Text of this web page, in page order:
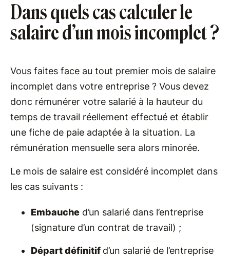
Dans quels cas calculer le
salaire d’un mois incomplet ?
Vous faites face au tout premier mois de salaire
incomplet dans votre entreprise ? Vous devez
donc rémunérer votre salarié à la hauteur du
temps de travail réellement effectué et établir
une fiche de paie adaptée à la situation. La
rémunération mensuelle sera alors minorée.
Le mois de salaire est considéré incomplet dans
les cas suivants :
Embauche d’un salarié dans l’entreprise
(signature d’un contrat de travail) ;
Départ définitif d’un salarié de l’entreprise